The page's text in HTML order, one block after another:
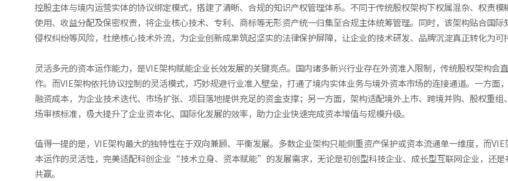
控股主体与境内运营实体的协议绑定模式，搭建了清晰、合规的知识产权管理体系。不同于传统股权架构下权属混杂、权责
使用、收益分配及保密权责，将企业核心技术、专利、商标等无形资产统一归集至合规主体统筹管理。同时，该架构贴合国
侵权纠纷等风险，杜绝核心技术外流，为企业创新成果筑起坚实的法律保护屏障，让企业的技术研发、品牌沉淀真正转化为可
灵活多元的资本运作能力，是VIE架构赋能企业长效发展的关键亮点。国内诸多新兴行业存在外资准入限制，传统股权架构
作。而VIE架构依托协议控制的灵活模式，巧妙规避行业准入壁垒，打通了境内实体业务与境外资本市场的连接通道。一方
融资成本，为企业技术迭代、市场扩张、项目落地提供充足的资金支撑；另一方面，架构适配境外上市、跨境并购、股权重
场审核标准，极大提升了企业资本化、国际化发展的效率，助力企业快速完成资本增值与规模升级。
值得一提的是，VIE架构最大的独特性在于双向兼顾、平衡发展。多数企业架构只能侧重资产保护或资本流通单一维度，而
本运作的灵活性，完美适配科创企业“技术立身、资本赋能”的发展需求，无论是初创型科技企业、成长型互联网企业，还
共赢。